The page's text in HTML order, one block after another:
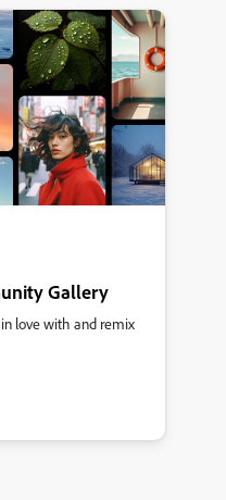
Gallery
love with and remix